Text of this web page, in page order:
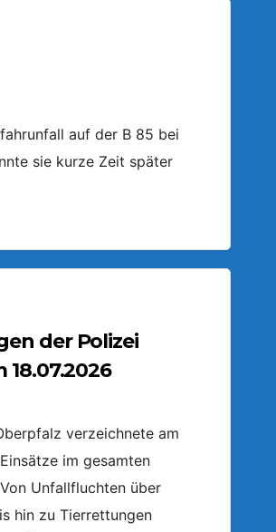
auf der B 85 bei
sie kurze Zeit später
der Polizei
verzeichnete am
im gesamten
Unfallfluchten über
hin zu Tierrettungen